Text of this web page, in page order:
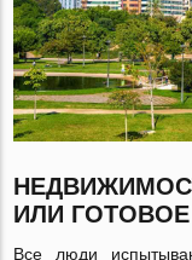
ИЛИ
Все люди